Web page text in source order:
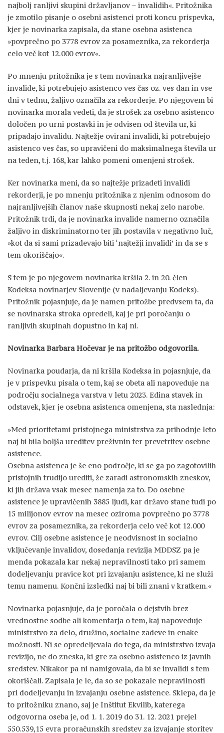
najbolj ranljivi skupini državljanov – invalidih«. Pritožnika
je zmotilo pisanje o osebni asistenci proti koncu prispevka,
kjer je novinarka zapisala, da stane osebna asistenca
»povprečno po 3778 evrov za posameznika, za rekorderja
celo več kot 12.000 evrov«.
Po mnenju pritožnika je s tem novinarka najranljivejše
invalide, ki potrebujejo asistenco ves čas oz. ves dan in vse
dni v tednu, žaljivo označila za rekorderje. Po njegovem bi
novinarka morala vedeti, da je strošek za osebno asistenco
določen po urni postavki in je odvisen od števila ur, ki
pripadajo invalidu. Najtežje ovirani invalidi, ki potrebujejo
asistenco ves čas, so upravičeni do maksimalnega števila ur
na teden, t.j. 168, kar lahko pomeni omenjeni strošek.
Ker novinarka meni, da so najtežje prizadeti invalidi
rekorderji, je po mnenju pritožnika z njenim odnosom do
najranljivejših članov naše skupnosti nekaj zelo narobe.
Pritožnik trdi, da je novinarka invalide namerno označila
žaljivo in diskriminatorno ter jih postavila v negativno luč,
»kot da si sami prizadevajo biti ‘najtežji invalidi’ in da se s
tem okoriščajo«.
S tem je po njegovem novinarka kršila 2. in 20. člen
Kodeksa novinarjev Slovenije (v nadaljevanju Kodeks).
Pritožnik pojasnjuje, da je namen pritožbe predvsem ta, da
se novinarska stroka opredeli, kaj je pri poročanju o
ranljivih skupinah dopustno in kaj ni.
Novinarka Barbara Hočevar je na pritožbo odgovorila.
Novinarka poudarja, da ni kršila Kodeksa in pojasnjuje, da
je v prispevku pisala o tem, kaj se obeta ali napoveduje na
področju socialnega varstva v letu 2023. Edina stavek in
odstavek, kjer je osebna asistenca omenjena, sta naslednja:
»Med prioritetami pristojnega ministrstva za prihodnje leto
naj bi bila boljša ureditev preživnin ter prevetritev osebne
asistence.
Osebna asistenca je še eno področje, ki se ga po zagotovilih
pristojnih trudijo urediti, že zaradi astronomskih zneskov,
ki jih država vsak mesec namenja za to. Do osebne
asistence je upravičenih 3885 ljudi, kar državo stane tudi po
15 milijonov evrov na mesec oziroma povprečno po 3778
evrov za posameznika, za rekorderja celo več kot 12.000
evrov. Cilj osebne asistence je neodvisnost in socialno
vključevanje invalidov, dosedanja revizija MDDSZ pa je
menda pokazala kar nekaj nepravilnosti tako pri samem
dodeljevanju pravice kot pri izvajanju asistence, ki ne služi
temu namenu. Končni izsledki naj bi bili znani v kratkem.«
Novinarka pojasnjuje, da je poročala o dejstvih brez
vrednostne sodbe ali komentarja o tem, kaj napoveduje
ministrstvo za delo, družino, socialne zadeve in enake
možnosti. Ni se opredeljevala do tega, da ministrstvo izvaja
revizijo, ne do zneska, ki gre za osebno asistenco iz javnih
sredstev. Nikakor pa ni namigovala, da bi se invalidi s tem
okoriščali. Zapisala je le, da so se pokazale nepravilnosti
pri dodeljevanju in izvajanju osebne asistence. Sklepa, da je
to pritožniku znano, saj je Inštitut Ekvilib, katerega
odgovorna oseba je, od 1. 1. 2019 do 31. 12. 2021 prejel
550.539,15 evra proračunskih sredstev za izvajanje storitev